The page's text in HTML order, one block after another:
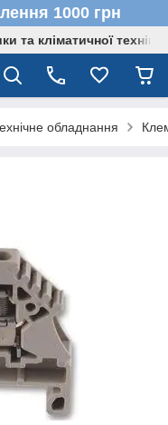
1000 грн
та кліматичної техніки
обладнання